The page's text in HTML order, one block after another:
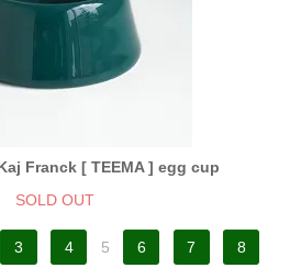
Franck [ TEEMA ] egg cup
SOLD OUT
3 4 5 6 7 8